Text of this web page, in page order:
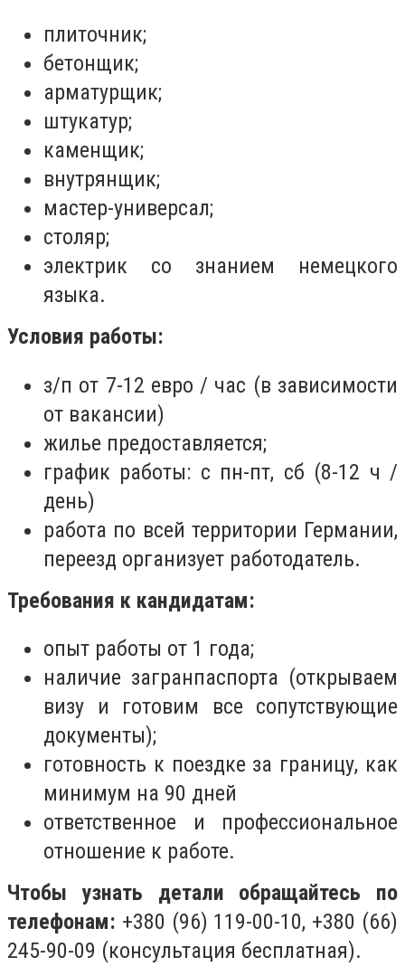
плиточник;
бетонщик;
арматурщик;
штукатур;
каменщик;
внутрянщик;
мастер-универсал;
столяр;
электрик со знанием немецкого
языка.
Условия работы:
з/п от 7-12 евро / час (в зависимости
от вакансии)
жилье предоставляется;
график работы: с пн-пт, сб (8-12 ч /
день)
работа по всей территории Германии,
переезд организует работодатель.
Требования к кандидатам:
опыт работы от 1 года;
наличие загранпаспорта (открываем
визу и готовим все сопутствующие
документы);
готовность к поездке за границу, как
минимум на 90 дней
ответственное и профессиональное
отношение к работе.
Чтобы узнать детали обращайтесь по
телефонам: +380 (96) 119-00-10, +380 (66)
245-90-09 (консультация бесплатная).